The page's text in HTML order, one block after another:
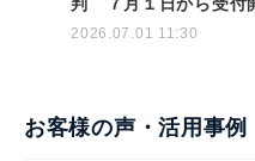
判 ７月１日から受付
2026.07.01 11:30
お客様の声・活用事例